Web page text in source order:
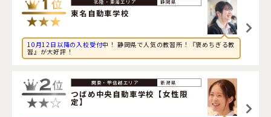
旅行に興味のある高校生が長野県・
信州伊那自動車教習所
に申し込みました。
2026年8月10日
スポーツに興味のある大学生が栃木県・佐野中央自動車教
2026年8月10日
旅行に興味のある大学生が福島県・
湯本自動車学校に申し
込みました。
静岡県
東名自動車学校
10月12日以降の入校受付中！ 静岡県で人気の教習所！『褒めちぎる教
習』が大好評！
新潟県
つばめ中央自動車学校【女性限
定】